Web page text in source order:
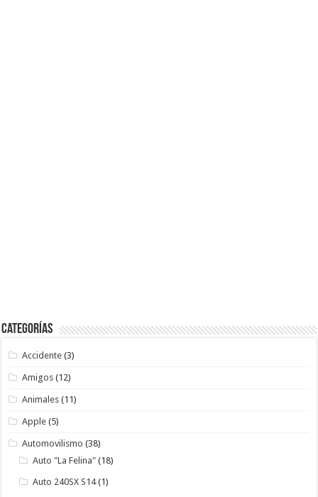
Categorías
Accidente (3)
Amigos (12)
Animales (11)
Apple (5)
Automovilismo (38)
Auto "La Felina" (18)
Auto 240SX S14(1)